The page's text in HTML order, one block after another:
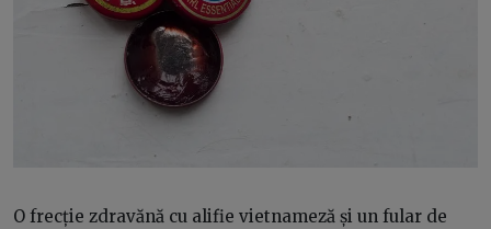
O frecție zdravănă cu alifie vietnameză și un fular de